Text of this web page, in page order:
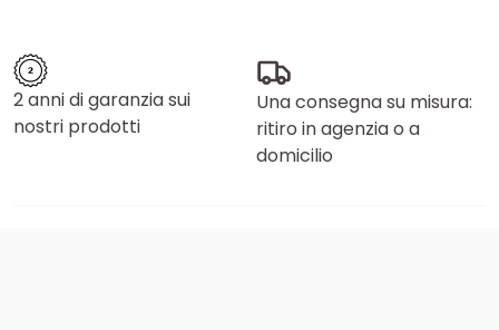
2 anni di garanzia sui
nostri prodotti
Una consegna su misura:
ritiro in agenzia o a
domicilio